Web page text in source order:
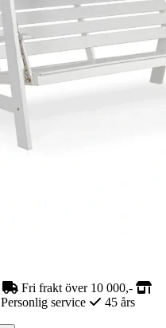
Fri frakt över 10 000,-
Personlig service
45 års